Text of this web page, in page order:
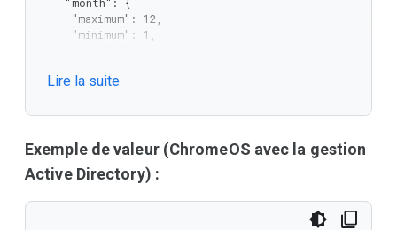
    "year": {
     "type": "integer"
   },
  },
Lire la suite
Exemple de valeur (ChromeOS avec la gestion
Active Directory) :